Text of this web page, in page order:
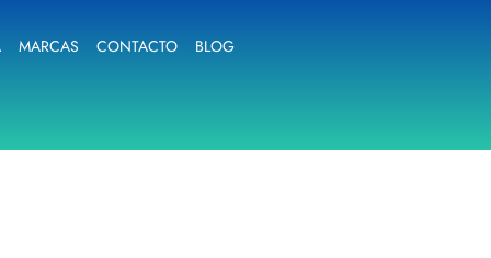
MARCAS CONTACTO BLOG